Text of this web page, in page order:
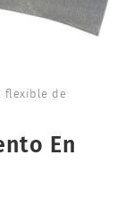
flexible de
En